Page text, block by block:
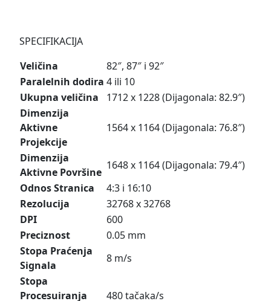
SPECIFIKACIJA
Veličina
82″, 87″ i 92″
Paralelnih dodira 4 ili 10
Ukupna veličina
1712 x 1228 (Dijagonala: 82.9″)
Dimenzija
Aktivne
Projekcije
1564 x 1164 (Dijagonala: 76.8″)
Dimenzija
Aktivne Površine
1648 x 1164 (Dijagonala: 79.4″)
Odnos Stranica
4:3 i 16:10
Rezolucija
32768 x 32768
DPI
600
Preciznost
0.05 mm
Stopa Praćenja
Signala
8 m/s
Stopa
Procesuiranja
480 tačaka/s